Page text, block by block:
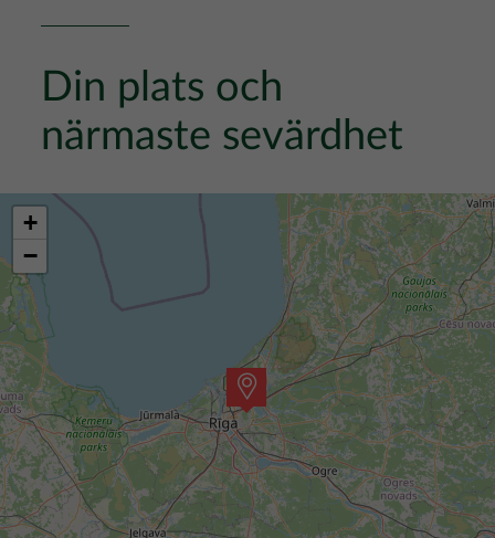
Din plats och
närmaste sevärdhet
+
−